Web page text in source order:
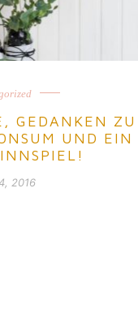
GEDANKEN ZU
UND EIN
2016